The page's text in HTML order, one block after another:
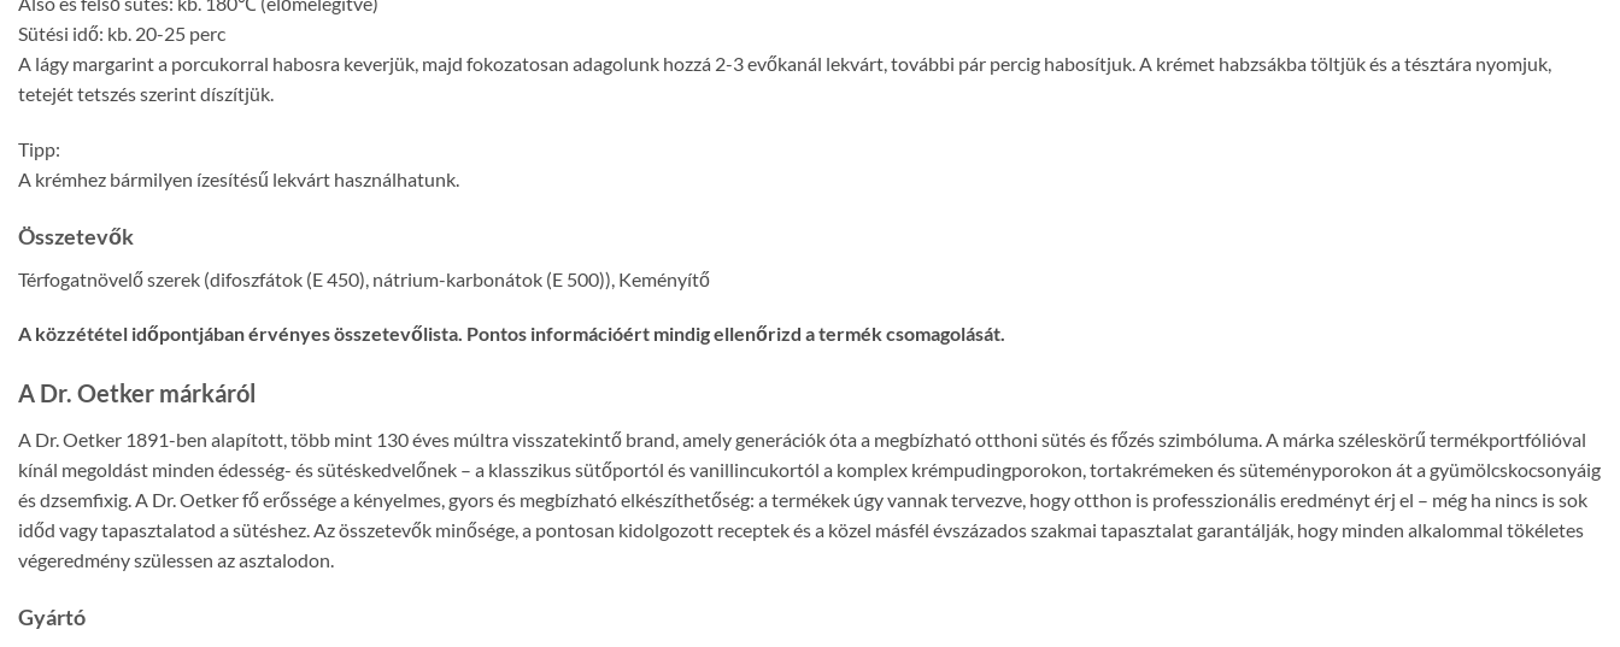
Sütési idő: kb. 20-25 perc
A lágy margarint a porcukorral habosra keverjük, majd fokozatosan adagolunk hozzá 2-3 evőkanál lekvárt, további pár percig habosítjuk. A krémet habzsákba töltjük és a tésztára nyomjuk,
tetejét tetszés szerint díszítjük.
Tipp:
A krémhez bármilyen ízesítésű lekvárt használhatunk.
Összetevők
Térfogatnövelő szerek (difoszfátok (E 450), nátrium-karbonátok (E 500)), Keményítő
A közzététel időpontjában érvényes összetevőlista. Pontos információért mindig ellenőrizd a termék csomagolását.
A Dr. Oetker márkáról
A Dr. Oetker 1891-ben alapított, több mint 130 éves múltra visszatekintő brand, amely generációk óta a megbízható otthoni sütés és főzés szimbóluma. A márka széleskörű termékportfólióval
kínál megoldást minden édesség- és sütéskedvelőnek – a klasszikus sütőportól és vanillincukortól a komplex krémpudingporokon, tortakrémeken és süteményporokon át a gyümölcskocsonyáig
és dzsemfixig. A Dr. Oetker fő erőssége a kényelmes, gyors és megbízható elkészíthetőség: a termékek úgy vannak tervezve, hogy otthon is professzionális eredményt érj el – még ha nincs is sok
időd vagy tapasztalatod a sütéshez. Az összetevők minősége, a pontosan kidolgozott receptek és a közel másfél évszázados szakmai tapasztalat garantálják, hogy minden alkalommal tökéletes
végeredmény szülessen az asztalodon.
Gyártó